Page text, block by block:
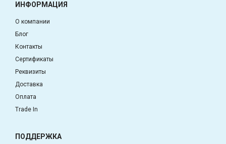
ИНФОРМАЦИЯ
О компании
Блог
Контакты
Сертификаты
Реквизиты
Доставка
Оплата
Trade In
ПОДДЕРЖКА